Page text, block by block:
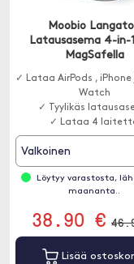
Moobio
Latausasema 4-in-
MagSafella
✓ Lataa AirPods ,
Watch
✓ Tyylikäs
✓ Lataa 4
Valkoinen
Löytyy varastosta,
maananta..
38.90 €
Lisää